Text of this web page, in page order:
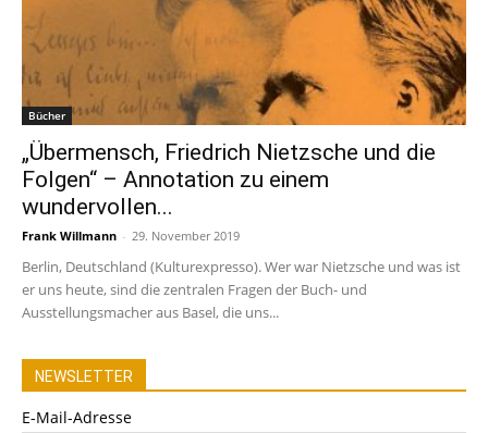
Bücher
„Übermensch, Friedrich Nietzsche und die
Folgen“ – Annotation zu einem
wundervollen...
Frank Willmann - 29. November 2019
Berlin, Deutschland (Kulturexpresso). Wer war Nietzsche und was ist
er uns heute, sind die zentralen Fragen der Buch- und
Ausstellungsmacher aus Basel, die uns...
NEWSLETTER
E-Mail-Adresse